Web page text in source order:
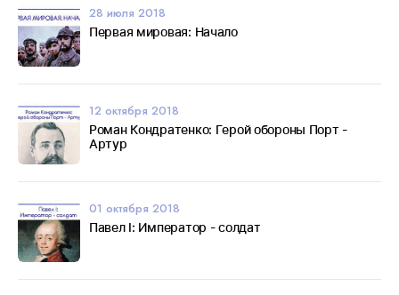
28 июля 2018
Первая мировая: Начало
12 октября 2018
Роман Кондратенко: Герой обороны Порт -
Артур
01 октября 2018
Павел I: Император - солдат